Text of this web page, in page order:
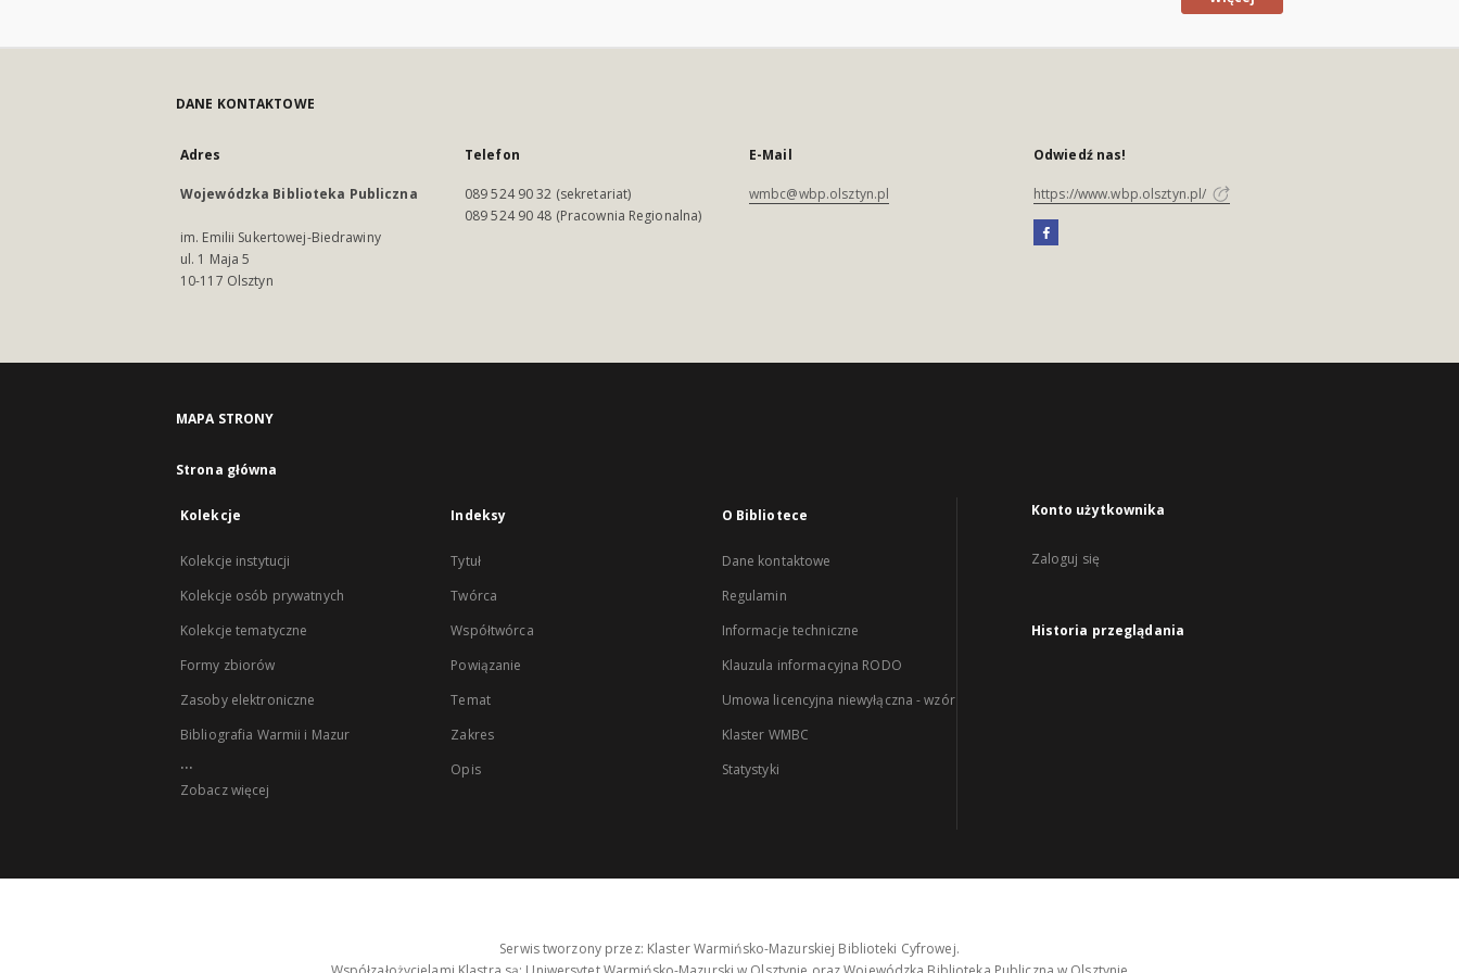
DANE KONTAKTOWE
Adres
Wojewódzka Biblioteka Publiczna
im. Emilii Sukertowej-Biedrawiny
ul. 1 Maja 5
10-117 Olsztyn
Telefon
089 524 90 32 (sekretariat)
089 524 90 48 (Pracownia Regionalna)
E-Mail
wmbc@wbp.olsztyn.pl
Odwiedź nas!
https://www.wbp.olsztyn.pl/
MAPA STRONY
Strona główna
Kolekcje
Kolekcje instytucji
Kolekcje osób prywatnych
Kolekcje tematyczne
Formy zbiorów
Zasoby elektroniczne
Bibliografia Warmii i Mazur
...
Zobacz więcej
Indeksy
Tytuł
Twórca
Współtwórca
Powiązanie
Temat
Zakres
Opis
O Bibliotece
Dane kontaktowe
Regulamin
Informacje techniczne
Klauzula informacyjna RODO
Umowa licencyjna niewyłączna - wzór
Klaster WMBC
Statystyki
Konto użytkownika
Zaloguj się
Historia przeglądania
Serwis tworzony przez: Klaster Warmińsko-Mazurskiej Biblioteki Cyfrowej.